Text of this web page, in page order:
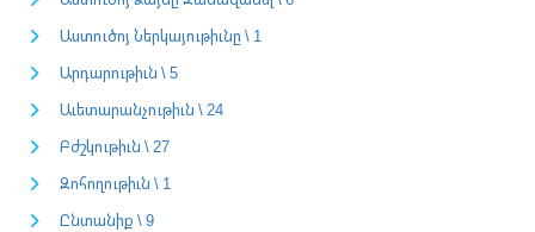
Աստուծոյ Ներկայութիւնը \ 1
Արդարութիւն \ 5
Աւետարանչութիւն \ 24
Բժշկութիւն \ 27
Զոհողութիւն \ 1
Ընտանիք \ 9